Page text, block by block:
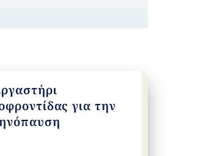
για την